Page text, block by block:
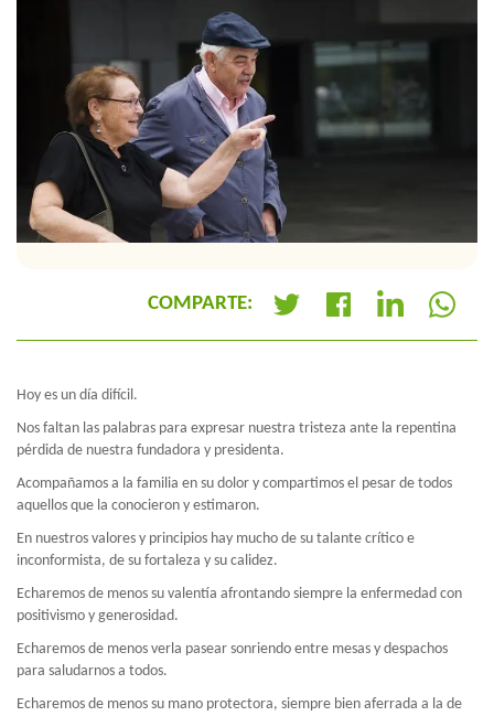
COMPARTE:
Hoy es un día difícil.
Nos faltan las palabras para expresar nuestra tristeza ante la repentina
pérdida de nuestra fundadora y presidenta.
Acompañamos a la familia en su dolor y compartimos el pesar de todos
aquellos que la conocieron y estimaron.
En nuestros valores y principios hay mucho de su talante crítico e
inconformista, de su fortaleza y su calidez.
Echaremos de menos su valentía afrontando siempre la enfermedad con
positivismo y generosidad.
Echaremos de menos verla pasear sonriendo entre mesas y despachos
para saludarnos a todos.
Echaremos de menos su mano protectora, siempre bien aferrada a la de